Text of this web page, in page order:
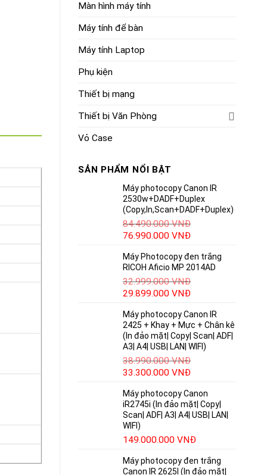
Màn hình máy tính
Máy tính để bàn
Máy tính Laptop
Phụ kiện
Thiết bị mạng
Thiết bị Văn Phòng
Vỏ Case
SẢN PHẨM NỔI BẬT
Máy photocopy Canon IR
2530w+DADF+Duplex
(Copy,In,Scan+DADF+Duplex)
84.490.000VNĐ
76.990.000 VNĐ
Máy Photocopy đen trắng
RICOH Aficio MP 2014AD
32.999.000VNĐ
29.899.000 VNĐ
Máy photocopy Canon IR
2425 + Khay + Mực + Chân kê
(In đảo mặt| Copy| Scan| ADF|
A3| A4| USB| LAN| WIFI)
38.990.000VNĐ
33.300.000 VNĐ
Máy photocopy Canon
iR2745i (In đảo mặt| Copy|
Scan| ADF| A3| A4| USB| LAN|
WIFI)
149.000.000 VNĐ
Máy photocopy đen trắng
Canon IR 2625I (In đảo mặt|
Cá) quantity